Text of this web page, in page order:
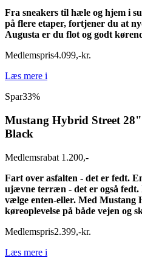
Fra sneakers til hæle og hjem i
på flere etaper, fortjener du at
Augusta er du flot og godt
Medlemspris4.099,-kr.
Læs mere i
Spar33%
Mustang Hybrid Street
Black
Medlemsrabat 1.200,-
Fart over asfalten - det er fedt.
ujævne terræn - det er også fedt.
vælge enten-eller. Med Mustang
køreoplevelse på både vejen og
Medlemspris2.399,-kr.
Læs mere i